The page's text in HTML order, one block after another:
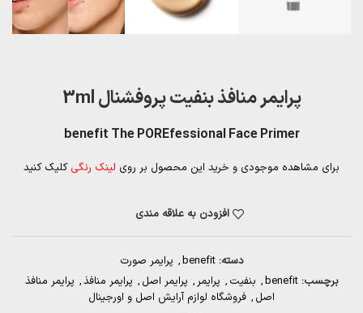
پرایمر منافذ بنفیت پروفشنال 3ml
benefit The POREfessional Face Primer
برای مشاهده موجودی و خرید این محصول بر روی لینک رنگی کلیک کنید
افزودن به علاقه مندی
دسته: benefit
, پرایمر صورت
برچسب: benefit
, بنفیت , پرایمر, پرایمر اصل , پرایمر منافذ, پرایمر منافذ
اصل , فروشگاه لوازم آرایش اصل و اورجینال